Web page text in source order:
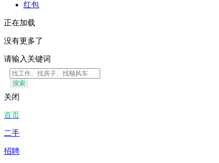
红包
正在加载
没有更多了
请输入关键词
搜索
关闭
首页
二手
招聘